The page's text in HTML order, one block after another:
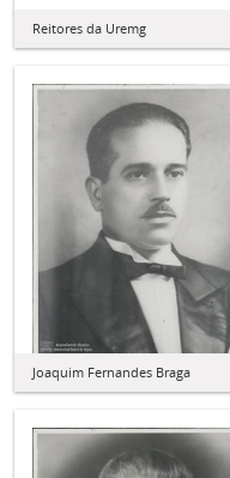
Reitores da Uremg
Joaquim Fernandes Braga